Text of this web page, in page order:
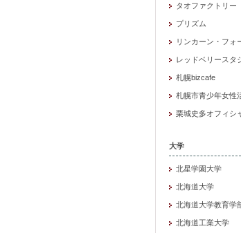
タオファクトリー
プリズム
リンカーン・フォ
レッドベリースタ
札幌bizcafe
札幌市青少年女性
栗城史多オフィシ
大学
北星学園大学
北海道大学
北海道大学教育学
北海道工業大学